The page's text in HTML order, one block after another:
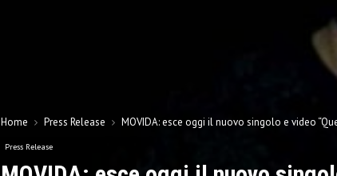
Home Press Release MOVIDA: esce oggi il nuovo singolo e video
Press Release